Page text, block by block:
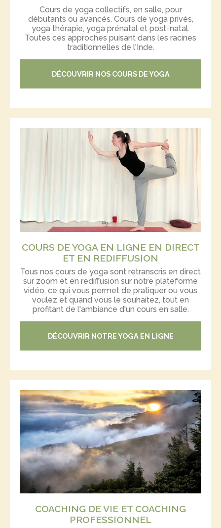
Cours de yoga collectifs, en salle, pour
débutants ou avancés. Cours de yoga privés,
yoga thérapie, yoga prénatal et post-natal.
Toutes ces approches puisant dans les racines
traditionnelles de l'Inde.
DÉCOUVRIR NOS COURS DE YOGA
COURS DE YOGA EN LIGNE EN DIRECT
ET EN REDIFFUSION
Tous nos cours de yoga sont retranscris en direct
sur zoom et en rediffusion sur notre plateforme
vidéo, ce qui vous permet de pratiquer ou vous
voulez et quand vous le souhaitez, tout en
profitant de l'ambiance d'un cours en salle.
DÉCOUVRIR NOTRE YOGA EN LIGNE
COACHING DE VIE ET COACHING
PROFESSIONNEL